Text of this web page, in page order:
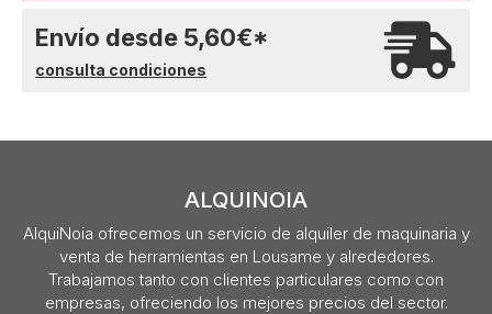
Envío desde 5,60€*
consulta condiciones
ALQUINOIA
AlquiNoia ofrecemos un servicio de alquiler de maquinaria y
venta de herramientas en Lousame y alrededores.
Trabajamos tanto con clientes particulares como con
empresas, ofreciendo los mejores precios del sector.